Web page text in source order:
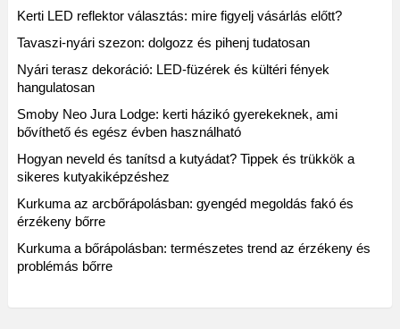
Kerti LED reflektor választás: mire figyelj vásárlás előtt?
Tavaszi-nyári szezon: dolgozz és pihenj tudatosan
Nyári terasz dekoráció: LED-füzérek és kültéri fények
hangulatosan
Smoby Neo Jura Lodge: kerti házikó gyerekeknek, ami
bővíthető és egész évben használható
Hogyan neveld és tanítsd a kutyádat? Tippek és trükkök a
sikeres kutyakiképzéshez
Kurkuma az arcbőrápolásban: gyengéd megoldás fakó és
érzékeny bőrre
Kurkuma a bőrápolásban: természetes trend az érzékeny és
problémás bőrre